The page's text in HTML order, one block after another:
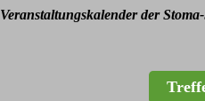
Veranstaltungskalender der